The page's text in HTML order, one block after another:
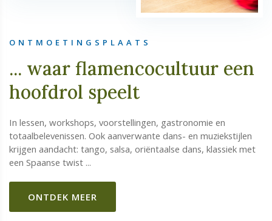
ONTMOETINGSPLAATS
... waar flamencocultuur een
hoofdrol speelt
In lessen, workshops, voorstellingen, gastronomie en
totaalbelevenissen. Ook aanverwante dans- en muziekstijlen
krijgen aandacht: tango, salsa, oriëntaalse dans, klassiek met
een Spaanse twist ...
ONTDEK MEER